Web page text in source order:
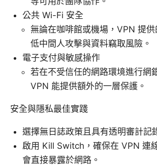
公共 Wi-Fi 安全
無論在咖啡館或機場，VPN 提
低中間人攻擊與資料竊取風險。
電子支付與敏感操作
若在不受信任的網路環境進行網
VPN 能提供額外的一層保護。
安全與隱私最佳實踐
選擇無日誌政策且具有透明審計記
啟用 Kill Switch，確保在 VPN 連
會直接暴露於網路。